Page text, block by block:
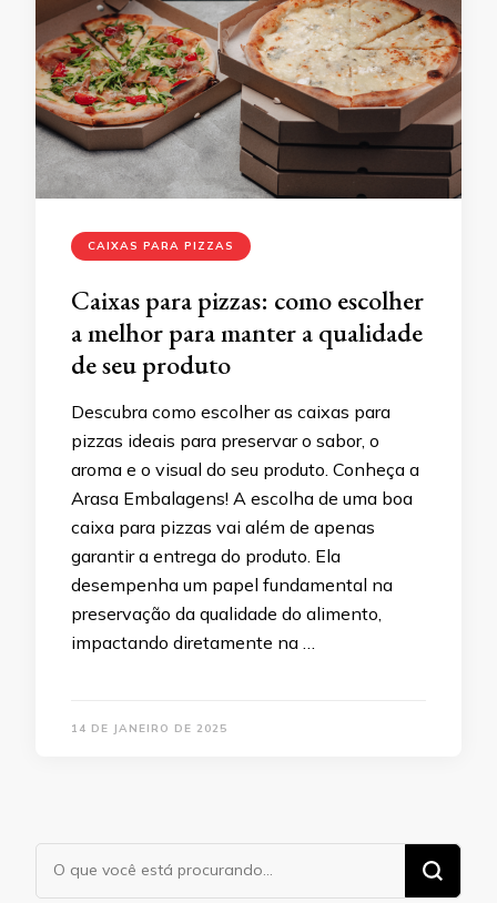
CAIXAS PARA PIZZAS
Caixas para pizzas: como escolher
a melhor para manter a qualidade
de seu produto
Descubra como escolher as caixas para
pizzas ideais para preservar o sabor, o
aroma e o visual do seu produto. Conheça a
Arasa Embalagens! A escolha de uma boa
caixa para pizzas vai além de apenas
garantir a entrega do produto. Ela
desempenha um papel fundamental na
preservação da qualidade do alimento,
impactando diretamente na …
14 DE JANEIRO DE 2025
Procurando
algo?